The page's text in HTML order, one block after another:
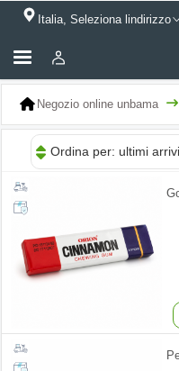
Italia, Seleziona lindirizzo
Negozio online unbama
Ordina per: ultimi arrivi